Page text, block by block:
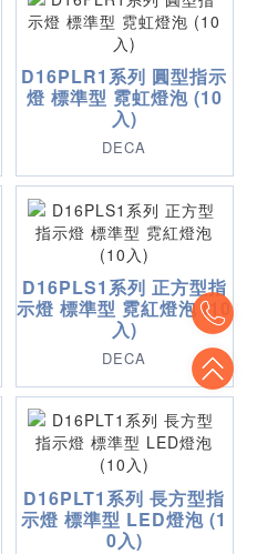
D16PLR1系列 圓型指示
燈 標準型 霓虹燈泡 (10
入)
DECA
D16PLS1系列 正方型指
示燈 標準型 霓紅燈泡 (10
入)
DECA
D16PLT1系列 長方型指
示燈 標準型 LED燈泡 (1
0入)